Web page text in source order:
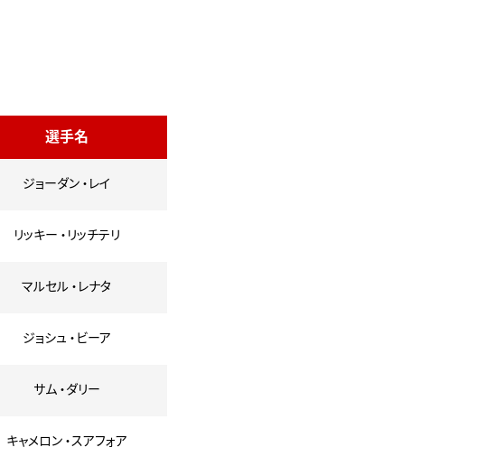
選手名
ジョーダン ・レイ
リッキー ・リッチテリ
マルセル ・レナタ
ジョシュ ・ビーア
サム ・ダリー
キャメロン ・スアフォア